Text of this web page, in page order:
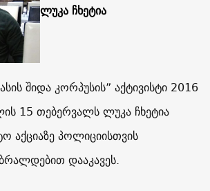
ლუკა ჩხეტია
შიდა კორპუსის” აქტივისტი 2016
15 თებერვალს ლუკა ჩხეტია
აქციაზე პოლიციისთვის
დააკავეს.